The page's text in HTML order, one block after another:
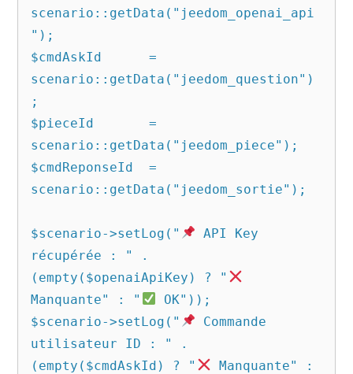
scenario::getData("jeedom_openai_api
");
$cmdAskId      =
scenario::getData("jeedom_question")
;
$pieceId       =
scenario::getData("jeedom_piece");
$cmdReponseId  =
scenario::getData("jeedom_sortie");
$scenario->setLog("
API Key
récupérée : " .
(empty($openaiApiKey) ? "
Manquante" : "
OK"));
$scenario->setLog("
Commande
utilisateur ID : " .
(empty($cmdAskId) ? "
Manquante" :